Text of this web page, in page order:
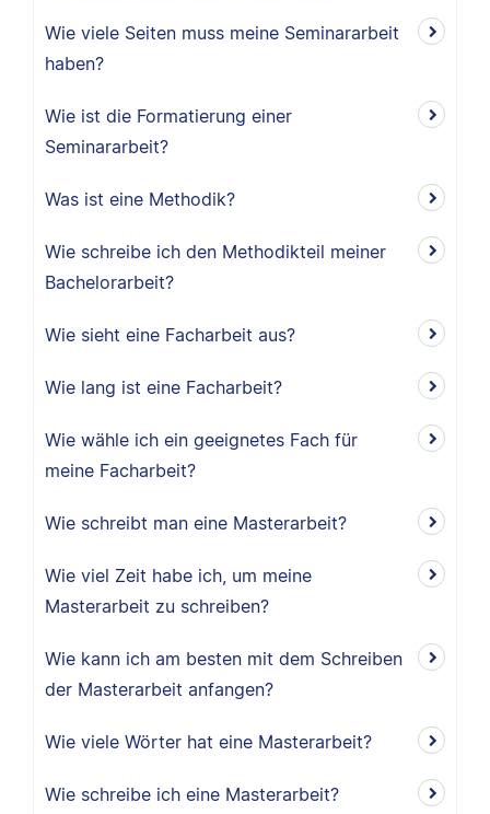
Wie viele Seiten muss meine Seminararbeit
haben?
Wie ist die Formatierung einer
Seminararbeit?
Was ist eine Methodik?
Wie schreibe ich den Methodikteil meiner
Bachelorarbeit?
Wie sieht eine Facharbeit aus?
Wie lang ist eine Facharbeit?
Wie wähle ich ein geeignetes Fach für
meine Facharbeit?
Wie schreibt man eine Masterarbeit?
Wie viel Zeit habe ich, um meine
Masterarbeit zu schreiben?
Wie kann ich am besten mit dem Schreiben
der Masterarbeit anfangen?
Wie viele Wörter hat eine Masterarbeit?
Wie schreibe ich eine Masterarbeit?